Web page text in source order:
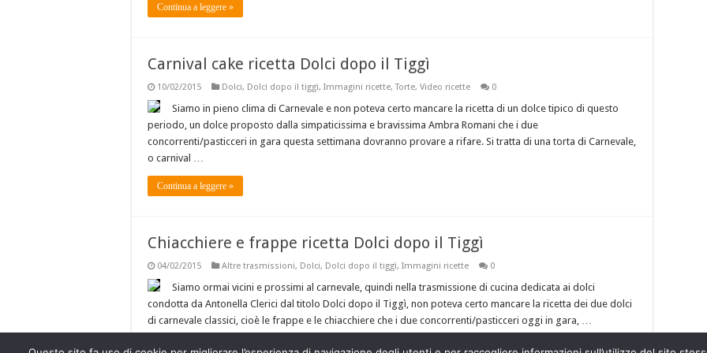
Continua a leggere »
Carnival cake ricetta Dolci dopo il Tiggì
10/02/2015 Dolci, Dolci dopo il tiggì, Immagini ricette,Torte, Video ricette 0
Siamo in pieno clima di Carnevale e non poteva certo mancare la ricetta di un dolce tipico di questo
periodo, un dolce proposto dalla simpaticissima e bravissima Ambra Romani che i due
concorrenti/pasticceri in gara questa settimana dovranno provare a rifare. Si tratta di una torta di Carnevale,
o carnival …
Continua a leggere »
Chiacchiere e frappe ricetta Dolci dopo il Tiggì
04/02/2015 Altre trasmissioni, Dolci, Dolci dopo il tiggì, Immagini ricette 0
Siamo ormai vicini e prossimi al carnevale, quindi nella trasmissione di cucina dedicata ai dolci
condotta da Antonella Clerici dal titolo Dolci dopo il Tiggì, non poteva certo mancare la ricetta dei due dolci
di carnevale classici, cioè le frappe e le chiacchiere che i due concorrenti/pasticceri oggi in gara, …
Continua a leggere »